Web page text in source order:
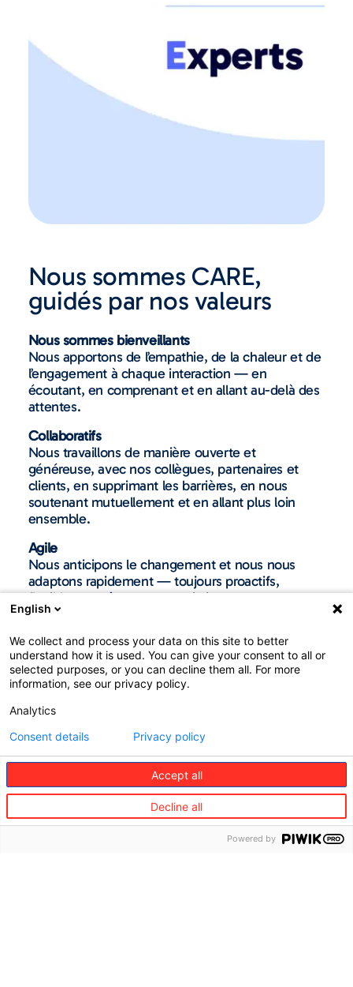
Nous sommes CARE,
guidés par nos valeurs
Nous sommes bienveillants
Nous apportons de l’empathie, de la chaleur et de
l’engagement à chaque interaction — en
écoutant, en comprenant et en allant au-delà des
attentes.
Collaboratifs
Nous travaillons de manière ouverte et
généreuse, avec nos collègues, partenaires et
clients, en supprimant les barrières, en nous
soutenant mutuellement et en allant plus loin
ensemble.
Agile
Nous anticipons le changement et nous nous
adaptons rapidement — toujours proactifs,
flexibles et prêts pour ce qui vient.
Nous prenons nos responsabilités, tenons nos
engagements et délivrons nos résultats — avec
honnêteté, sang‑froid et détermination.
Experts
Nous nous imposons les standards les plus élevés
— attentifs à chaque détail, profondément
engagés auprès des personnes que nous
accompagnons et en amélioration continue.
English
We collect and process your data on this site to better
understand how it is used. You can give your consent to all or
selected purposes, or you can decline them all. For more
information, see our privacy policy.
Analytics
Accept all
Decline all
Consent details Privacy policy
Powered by